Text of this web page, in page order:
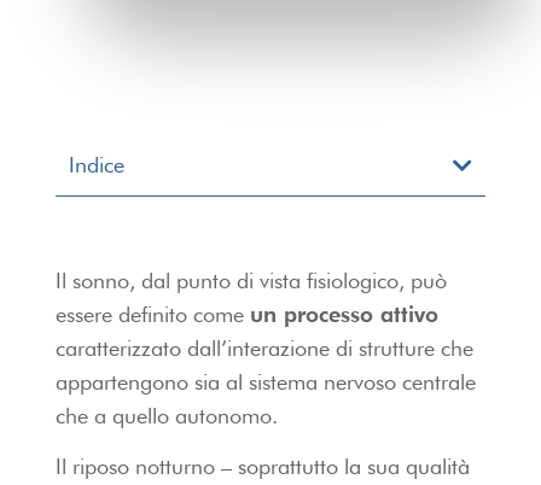
Indice
Il sonno, dal punto di vista fisiologico, può
essere definito come un processo attivo
caratterizzato dall’interazione di strutture che
appartengono sia al sistema nervoso centrale
che a quello autonomo.
Il riposo notturno – soprattutto la sua qualità